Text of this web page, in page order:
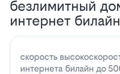
безлимитный
интернет билайн
скорость
интернета билайн до